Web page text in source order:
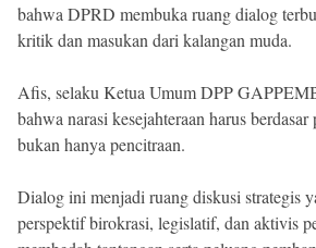
bahwa DPRD membuka ruang dialog
kritik dan masukan dari kalangan muda.
Afis, selaku Ketua Umum DPP
bahwa narasi kesejahteraan harus
bukan hanya pencitraan.
Dialog ini menjadi ruang diskusi strategis
perspektif birokrasi, legislatif, dan aktivis